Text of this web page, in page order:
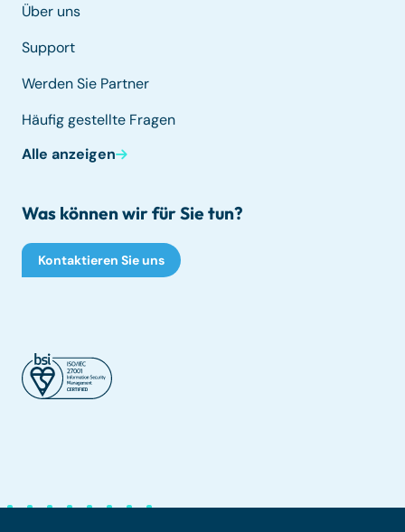
Über uns
Support
Werden Sie Partner
Häufig gestellte Fragen
Alle anzeigen
Was können wir für Sie tun?
Kontaktieren Sie uns